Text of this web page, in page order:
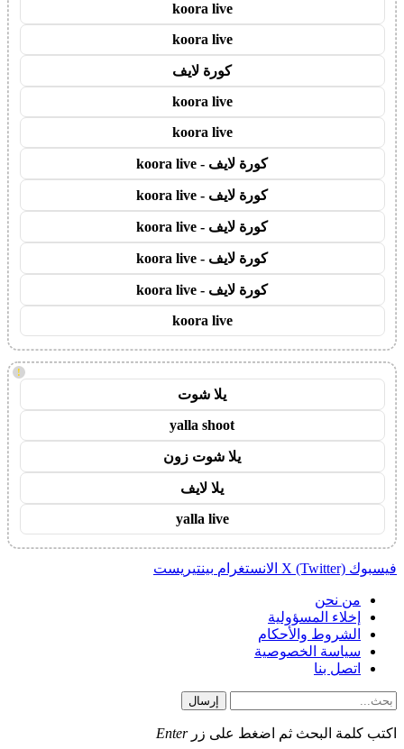
koora live
koora live
كورة لايف
koora live
koora live
كورة لايف - koora live
كورة لايف - koora live
كورة لايف - koora live
كورة لايف - koora live
كورة لايف - koora live
koora live
!
يلا شوت
yalla shoot
يلا شوت زون
يلا لايف
yalla live
فيسبوك X (Twitter) الانستغرام بينتيريست
من نحن
إخلاء المسؤولية
الشروط والأحكام
سياسة الخصوصية
اتصل بنا
إرسال
اكتب كلمة البحث ثم اضغط على زرEnter